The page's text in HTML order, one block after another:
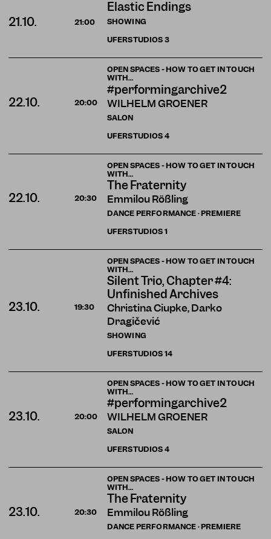
Elastic Endings
SHOWING
21.10.
21:00
UFERSTUDIOS3
OPEN SPACES - HOW TO GET IN TOUCH
WITH…
#performingarchive2
WILHELM GROENER
SALON
22.10. 20:00
UFERSTUDIOS4
OPEN SPACES - HOW TO GET IN TOUCH
WITH…
The Fraternity
Emmilou Rößling
DANCE PERFORMANCE · PREMIERE
22.10. 20:30
UFERSTUDIOS1
OPEN SPACES - HOW TO GET IN TOUCH
WITH…
Silent Trio, Chapter #4:
Unfinished Archives
Christina Ciupke, Darko
Dragičević
SHOWING
23.10. 19:30
UFERSTUDIOS14
OPEN SPACES - HOW TO GET IN TOUCH
WITH…
#performingarchive2
WILHELM GROENER
SALON
23.10. 20:00
UFERSTUDIOS4
OPEN SPACES - HOW TO GET IN TOUCH
WITH…
The Fraternity
Emmilou Rößling
DANCE PERFORMANCE · PREMIERE
23.10. 20:30